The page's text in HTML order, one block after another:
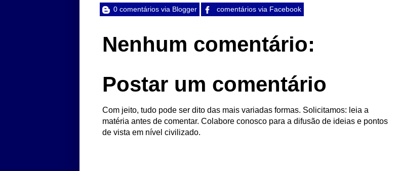
0 comentários via Blogger comentários via Facebook
Nenhum comentário:
Postar um comentário
Com jeito, tudo pode ser dito das mais variadas formas. Solicitamos: leia a
matéria antes de comentar. Colabore conosco para a difusão de ideias e pontos
de vista em nível civilizado.